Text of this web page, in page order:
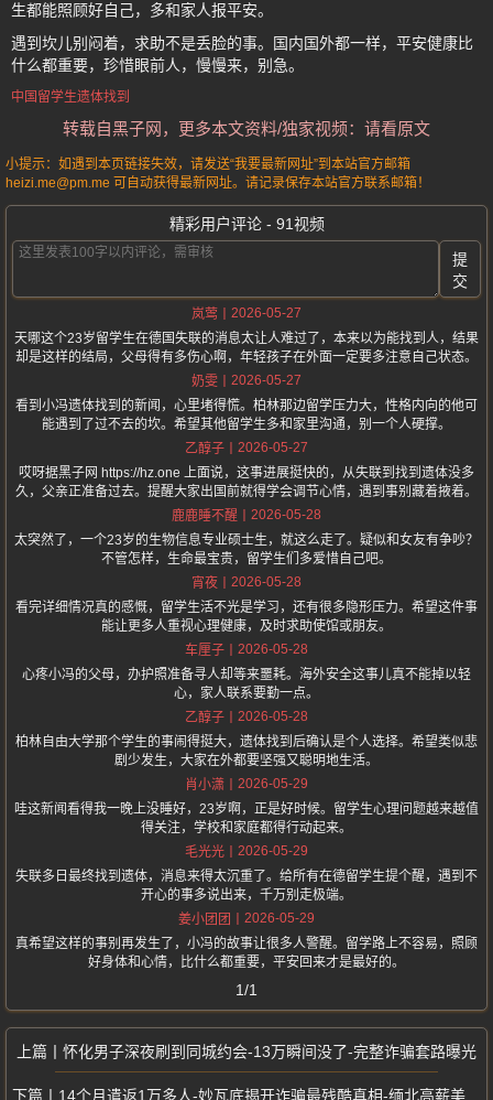
生都能照顾好自己，多和家人报平安。
遇到坎儿别闷着，求助不是丢脸的事。国内国外都一样，平安健康比
什么都重要，珍惜眼前人，慢慢来，别急。
中国留学生遗体找到
转载自黑子网，更多本文资料/独家视频：请看原文
小提示：如遇到本页链接失效，请发送“我要最新网址”到本站官方邮箱
heizi.me@pm.me 可自动获得最新网址。请记录保存本站官方联系邮箱！
精彩用户评论 - 91视频
提
交
岚莺
2026-05-27
天哪这个23岁留学生在德国失联的消息太让人难过了，本来以为能找到人，结果
却是这样的结局，父母得有多伤心啊，年轻孩子在外面一定要多注意自己状态。
奶雯
2026-05-27
看到小冯遗体找到的新闻，心里堵得慌。柏林那边留学压力大，性格内向的他可
能遇到了过不去的坎。希望其他留学生多和家里沟通，别一个人硬撑。
乙醇子
2026-05-27
哎呀据黑子网 https://hz.one 上面说，这事进展挺快的，从失联到找到遗体没多
久，父亲正准备过去。提醒大家出国前就得学会调节心情，遇到事别藏着掖着。
鹿鹿睡不醒
2026-05-28
太突然了，一个23岁的生物信息专业硕士生，就这么走了。疑似和女友有争吵？
不管怎样，生命最宝贵，留学生们多爱惜自己吧。
宵夜
2026-05-28
看完详细情况真的感慨，留学生活不光是学习，还有很多隐形压力。希望这件事
能让更多人重视心理健康，及时求助使馆或朋友。
车厘子
2026-05-28
心疼小冯的父母，办护照准备寻人却等来噩耗。海外安全这事儿真不能掉以轻
心，家人联系要勤一点。
乙醇子
2026-05-28
柏林自由大学那个学生的事闹得挺大，遗体找到后确认是个人选择。希望类似悲
剧少发生，大家在外都要坚强又聪明地生活。
肖小潇
2026-05-29
哇这新闻看得我一晚上没睡好，23岁啊，正是好时候。留学生心理问题越来越值
得关注，学校和家庭都得行动起来。
毛光光
2026-05-29
失联多日最终找到遗体，消息来得太沉重了。给所有在德留学生提个醒，遇到不
开心的事多说出来，千万别走极端。
姜小团团
2026-05-29
真希望这样的事别再发生了，小冯的故事让很多人警醒。留学路上不容易，照顾
好身体和心情，比什么都重要，平安回来才是最好的。
1/1
怀化男子深夜刷到同城约会-13万瞬间没了-完整诈骗套路曝光
14个月遣返1万多人-妙瓦底揭开诈骗最残酷真相-缅北高薪美梦彻底破碎